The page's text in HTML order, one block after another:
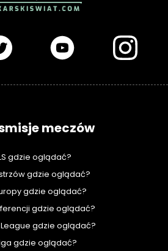
meczów
gdzie oglądać?
gdzie oglądać?
gdzie oglądać?
gdzie oglądać?
gdzie oglądać?
gdzie oglądać?